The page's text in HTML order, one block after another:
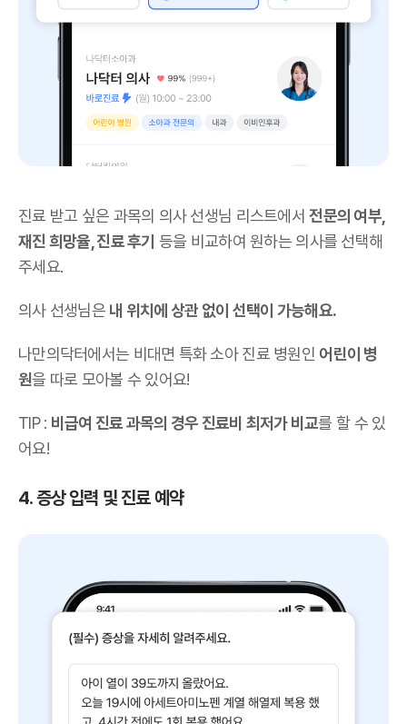
진료 받고 싶은 과목의 의사 선생님 리스트에서전문의 여부,
재진 희망율, 진료 후기 등을 비교하여 원하는 의사를 선택해
주세요.
의사 선생님은 내 위치에 상관 없이 선택이 가능해요.
나만의닥터에서는 비대면 특화 소아 진료 병원인 어린이 병
원을 따로 모아볼 수 있어요!
TIP : 비급여 진료 과목의 경우 진료비 최저가 비교를 할 수 있
어요!
4. 증상 입력 및 진료 예약